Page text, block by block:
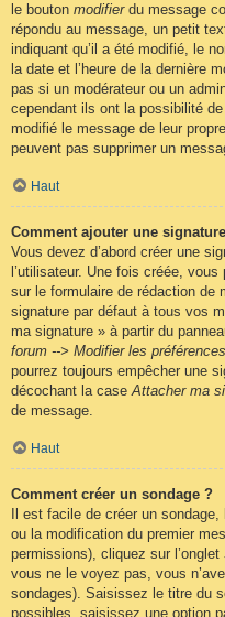
le bouton modifierdu message
répondu au message, un petit
indiquant qu’il a été modifié, le
la date et l’heure de la dernière
pas si un modérateur ou un
cependant ils ont la possibilité
modifié le message de leur
peuvent pas supprimer un
Haut
Comment ajouter une
Vous devez d’abord créer une
l’utilisateur. Une fois créée,
sur le formulaire de rédaction de
signature par défaut à tous vos
ma signature » à partir du
forum --> Modifier les
pourrez toujours empêcher une
décochant la caseAttacher ma
de message.
Haut
Comment créer un sondage ?
Il est facile de créer un
ou la modification du premier
permissions), cliquez sur l’onglet
vous ne le voyez pas, vous
sondages). Saisissez le titre du
possibles, saisissez une option